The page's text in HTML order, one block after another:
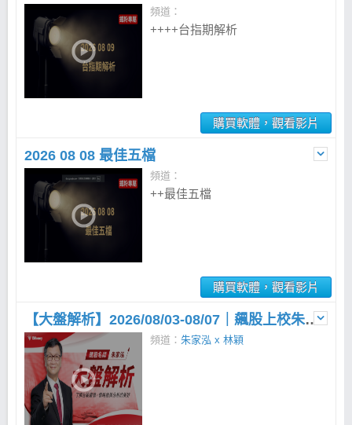
頻道：
++++台指期解析
購買軟體，觀看影片
2026 08 08 最佳五檔
頻道：
++最佳五檔
購買軟體，觀看影片
【大盤解析】2026/08/03-08/07｜飆股上校朱家泓
頻道： 朱家泓 x 林穎